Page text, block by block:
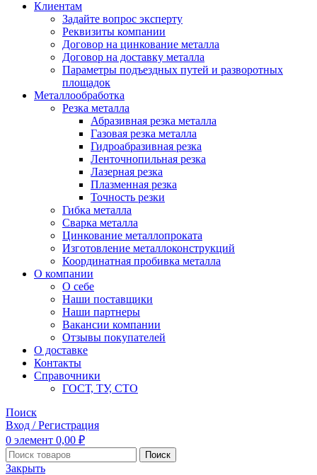
Клиентам
Задайте вопрос эксперту
Реквизиты компании
Договор на цинкование металла
Договор на доставку металла
Параметры подъездных путей и разворотных
площадок
Металлообработка
Резка металла
Абразивная резка металла
Газовая резка металла
Гидроaбразивная резка
Ленточнопильная резка
Лазерная резка
Плазменная резка
Точность резки
Гибка металла
Сварка металла
Цинкование металлопроката
Изготовление металлоконструкций
Координатная пробивка металла
О компании
О себе
Наши поставщики
Наши партнеры
Вакансии компании
Отзывы покупателей
О доставке
Контакты
Справочники
ГОСТ, ТУ, СТО
Поиск
Вход / Регистрация
0 элемент 0,00 ₽
Поиск
Закрыть